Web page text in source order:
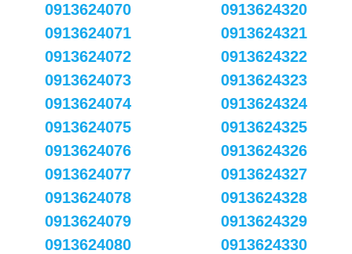
0913624070
0913624071
0913624072
0913624073
0913624074
0913624075
0913624076
0913624077
0913624078
0913624079
0913624080
0913624320
0913624321
0913624322
0913624323
0913624324
0913624325
0913624326
0913624327
0913624328
0913624329
0913624330